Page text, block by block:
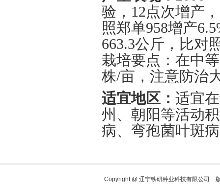
验， 12点次增产，
照郑单958增产
663.3公斤 ，比对
栽培要点：在中
株/亩，注意防治
适宜地区：适宜
州、朝阳等活动
病、弯孢菌叶斑
Copyright @ 辽宁铁研种业科技有限公司